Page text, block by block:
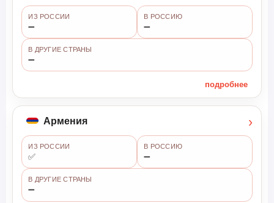
ИЗ РОССИИ
➖
В РОССИЮ
➖
В ДРУГИЕ СТРАНЫ
➖
подробнее
Армения ›
ИЗ РОССИИ
✅
В РОССИЮ
➖
В ДРУГИЕ СТРАНЫ
➖